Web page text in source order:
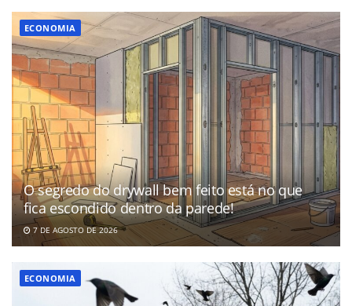
ECONOMIA
O segredo do drywall bem feito está no que
fica escondido dentro da parede!
7 DE AGOSTO DE 2026
ECONOMIA